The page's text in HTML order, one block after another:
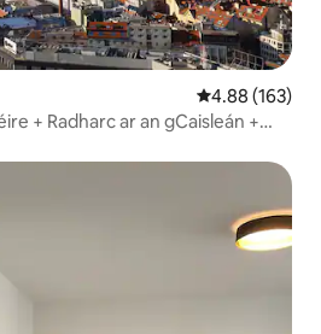
Meánrátáil
4.88 (163)
+ Radharc ar an gCaisleán +